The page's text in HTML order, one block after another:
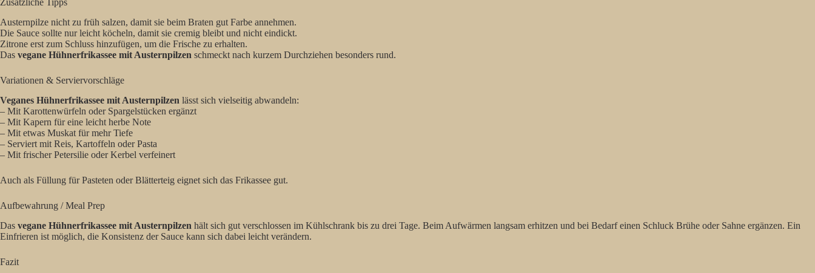
Zusätzliche Tipps
Austernpilze nicht zu früh salzen, damit sie beim Braten gut Farbe annehmen.
Die Sauce sollte nur leicht köcheln, damit sie cremig bleibt und nicht eindickt.
Zitrone erst zum Schluss hinzufügen, um die Frische zu erhalten.
Das vegane Hühnerfrikassee mit Austernpilzen schmeckt nach kurzem Durchziehen besonders rund.
Variationen & Serviervorschläge
Veganes Hühnerfrikassee mit Austernpilzen lässt sich vielseitig abwandeln:
– Mit Karottenwürfeln oder Spargelstücken ergänzt
– Mit Kapern für eine leicht herbe Note
– Mit etwas Muskat für mehr Tiefe
– Serviert mit Reis, Kartoffeln oder Pasta
– Mit frischer Petersilie oder Kerbel verfeinert
Auch als Füllung für Pasteten oder Blätterteig eignet sich das Frikassee gut.
Aufbewahrung / Meal Prep
Das vegane Hühnerfrikassee mit Austernpilzen hält sich gut verschlossen im Kühlschrank bis zu drei Tage. Beim Aufwärmen langsam erhitzen und bei Bedarf einen Schluck Brühe oder Sahne ergänzen. Ein
Einfrieren ist möglich, die Konsistenz der Sauce kann sich dabei leicht verändern.
Fazit